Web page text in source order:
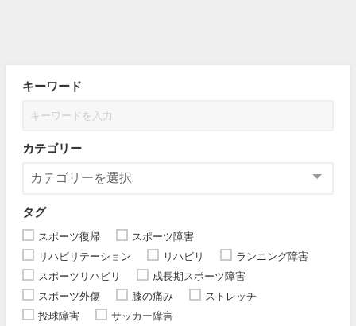
キーワード
カテゴリー
タグ
スポーツ復帰
スポーツ障害
リハビリテーション
リハビリ
ランニング障害
スポーツリハビリ
成長期スポーツ障害
スポーツ外傷
膝の痛み
ストレッチ
投球障害
サッカー障害